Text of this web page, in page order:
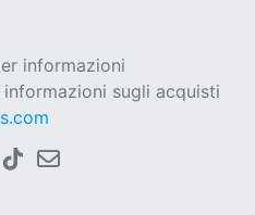
informazioni
informazioni sugli acquisti